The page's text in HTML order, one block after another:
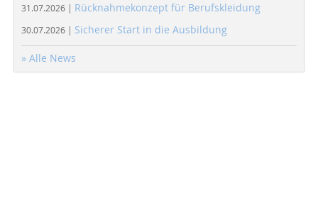
31.07.2026 | Rücknahmekonzept für Berufskleidung
30.07.2026 | Sicherer Start in die Ausbildung
» Alle News